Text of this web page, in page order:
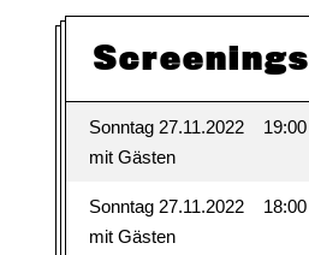
Screenings
Sonntag 27.11.2022
19:00
mit Gästen
Sonntag 27.11.2022
18:00
mit Gästen